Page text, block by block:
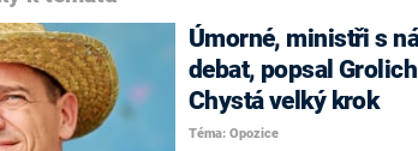
Úmorné, ministři s
debat, popsal
Chystá velký krok
Téma: Opozice